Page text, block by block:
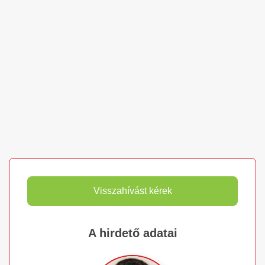
Visszahívást kérek
A hirdető adatai